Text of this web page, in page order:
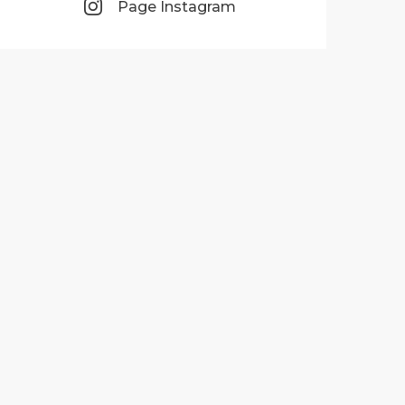
Page Instagram